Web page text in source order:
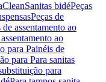
Sanitas bidéPeças
Peças de
de assentamento ao
ao
para Painéis de
para Para sanitas
para